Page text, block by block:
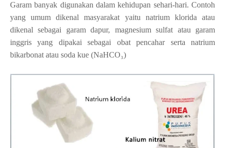
Garam banyak digunakan dalam kehidupan sehari-hari. Contoh
yang umum dikenal masyarakat yaitu natrium klorida atau
dikenal sebagai garam dapur, magnesium sulfat atau garam
inggris yang dipakai sebagai obat pencahar serta natrium
bikarbonat atau soda kue (NaHCO₃)